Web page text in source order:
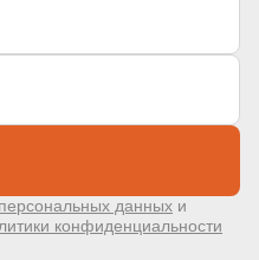
данных и
конфиденциальности